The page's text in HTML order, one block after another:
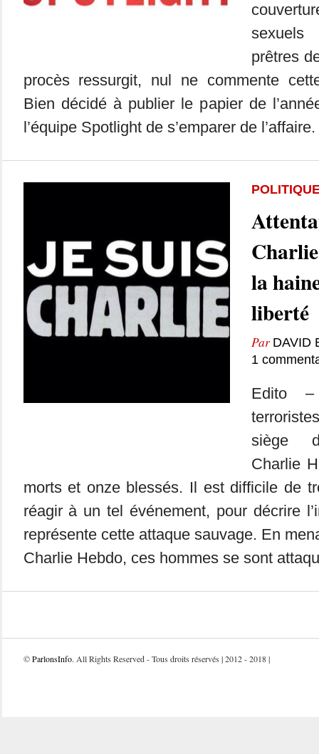
sexuels
prêtres
procès ressurgit, nul ne commente
Bien décidé à publier le papier de
l’équipe Spotlight de s’emparer de
la
liberté
Par DAVID
1
Edito
siège
Charlie
morts et onze blessés. Il est difficile de
réagir à un tel événement, pour décrire
représente cette attaque sauvage. En
Charlie Hebdo, ces hommes se sont
©ParlonsInfo. All Rights Reserved - Tous droits réservés | 2012 - 2018 |